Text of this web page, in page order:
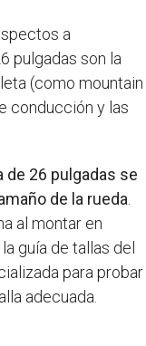
a
pulgadas son la
(como mountain
conducción y las
de 26 pulgadas se
de la rueda.
al montar en
guía de tallas del
para probar
adecuada.